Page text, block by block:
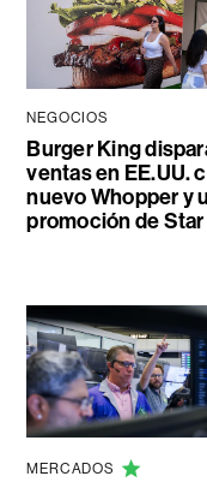
NEGOCIOS
Burger King
ventas en EE.UU.
nuevo Whopper y
promoción de Star
MERCADOS